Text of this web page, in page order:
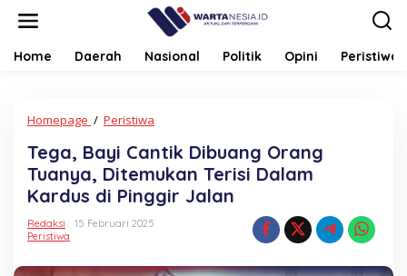
Home Daerah Nasional Politik Opini Peristiwa
Homepage / Peristiwa
Cantik
Dibuang
Orang
Tuanya,
Kardus
Tega, Bayi Cantik Dibuang Orang
Tuanya, Ditemukan Terisi Dalam
Kardus di Pinggir Jalan
Redaksi
15 Februari 2025
Peristiwa